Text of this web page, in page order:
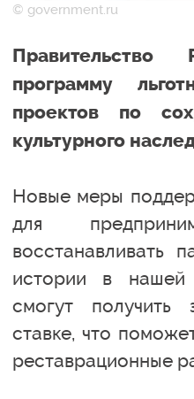
© government.ru
Правительство
программу
проектов по
культурного
Новые меры
для
восстанавливать
истории в нашей
смогут получить
ставке, что
реставрационные